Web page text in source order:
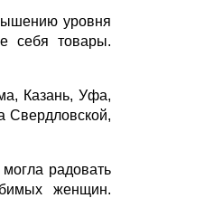
уровня
себя товары.
Казань, Уфа,
Свердловской,
радовать
женщин.